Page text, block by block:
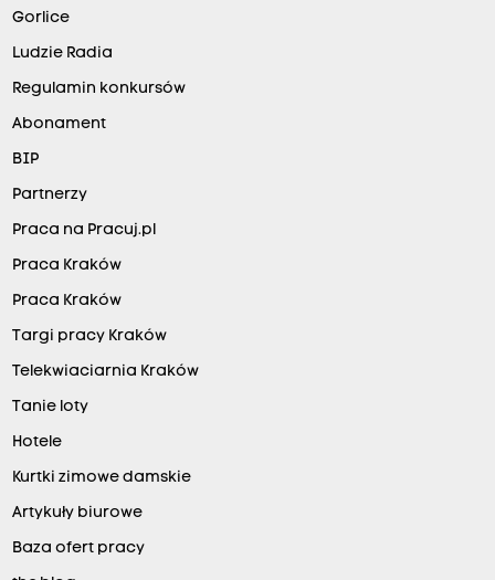
Gorlice
Ludzie Radia
Regulamin konkursów
Abonament
BIP
Partnerzy
Praca na Pracuj.pl
Praca Kraków
Praca Kraków
Targi pracy Kraków
Telekwiaciarnia Kraków
Tanie loty
Hotele
Kurtki zimowe damskie
Artykuły biurowe
Baza ofert pracy